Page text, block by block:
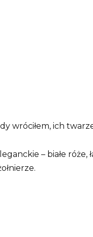
wróciłem, ich
– białe